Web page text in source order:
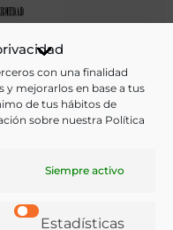
con una finalidad
y mejorarlos en base a tus
de tus hábitos de
sobre nuestra Política
Siempre activo
Estadísticas